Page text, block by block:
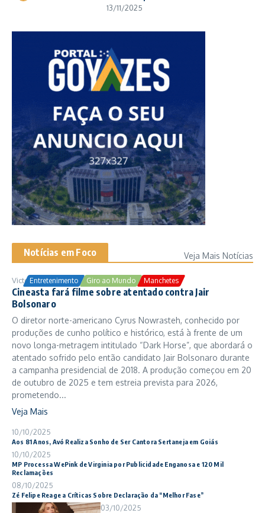
13/11/2025
Notícias em Foco Veja Mais Notícias
Entretenimento Giro ao Mundo Manchetes
Victor Samuel 24/10/2025
Cineasta fará filme sobre atentado contra Jair
Bolsonaro
O diretor norte-americano Cyrus Nowrasteh, conhecido por
produções de cunho político e histórico, está à frente de um
novo longa-metragem intitulado “Dark Horse”, que abordará o
atentado sofrido pelo então candidato Jair Bolsonaro durante
a campanha presidencial de 2018. A produção começou em 20
de outubro de 2025 e tem estreia prevista para 2026,
prometendo...
Veja Mais
10/10/2025
Aos 81 Anos, Avó Realiza Sonho de Ser Cantora Sertaneja em Goiás
10/10/2025
MP Processa WePink de Virginia por Publicidade Enganosa e 120 Mil
Reclamações
08/10/2025
Zé Felipe Reage a Críticas Sobre Declaração da “Melhor Fase”
03/10/2025